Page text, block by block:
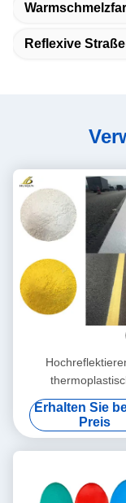
Reflexive
mit schneller
anpassbaren
Erhalten Sie
Preis